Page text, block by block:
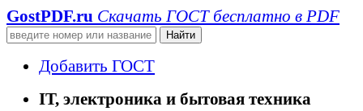
GostPDF.ru Скачать ГОСТ бесплатно в PDF
Добавить ГОСТ
IT, электроника и бытовая техника